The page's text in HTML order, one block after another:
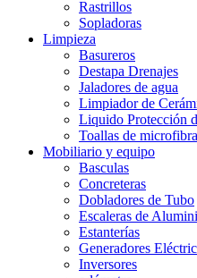
Rastrillos
Sopladoras
Limpieza
Basureros
Destapa Drenajes
Jaladores de agua
Limpiador de
Liquido Protección
Toallas de microfibra
Mobiliario y equipo
Basculas
Concreteras
Dobladores de Tubo
Escaleras de
Estanterías
Generadores
Inversores